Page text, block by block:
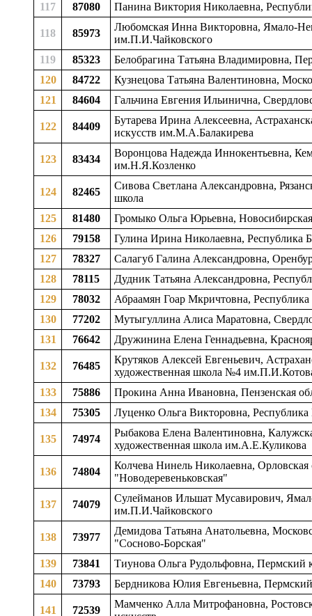
117
87080 Панина Виктория Николаевна,
118 85973
Любомская Инна Викторовна, Ямало-
им.П.И.Чайковского
119
85323
Белобрагина Татьяна Владимировна,
120
84722
Кузнецова Татьяна Валентиновна,
121
84604 Гальчина Евгения Ильинична,
122 84409
Бутарева Ирина Алексеевна,
искусств им.М.А.Балакирева
123 83434
Воронцова Надежда Иннокентьевна,
им.Н.Я.Козленко
124 82465
Сивова Светлана Александровна,
школа
125
81480
Громыко Ольга Юрьевна,
126
79158
Гулина Ирина Николаевна, Республика
127
78327
Салагуб Галина Александровна,
128
78115
Дудник Татьяна Александровна,
129
78032
Абраамян Гоар Мкричтовна,
130
77202
Мутыгуллина Алиса Маратовна,
131
76642 Дружинина Елена Геннадьевна,
132 76485
Крутяков Алексей Евгеньевич,
художественная школа №4
133
75886
Прокина Анна Ивановна, Пензенская
134
75305 Луценко Ольга Викторовна,
135 74974
Рыбакова Елена Валентиновна,
художественная школа им.А.Е.Куликова
136 74804
Колчева Нинель Николаевна, Орловская
"Новодеревеньковская"
137 74079
Сулейманов Ильшат Мусавирович,
им.П.И.Чайковского
138 73977
Демидова Татьяна Анатольевна,
"Сосново-Борская"
139
73841
Тиунова Ольга Рудольфовна, Пермский
140
73793 Бердникова Юлия Евгеньевна,
141 72539
Мамченко Алла Митрофановна,